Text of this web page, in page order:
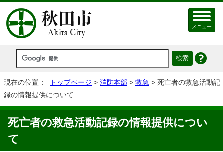
メニュー
現在の位置： トップページ > 消防本部 > 救急 > 死亡者の救急活動記
録の情報提供について
死亡者の救急活動記録の情報提供につい
て